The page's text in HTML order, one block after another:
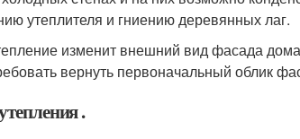
утеплителя и гниению деревянных лаг.
изменит внешний вид фасада
вернуть первоначальный облик
.